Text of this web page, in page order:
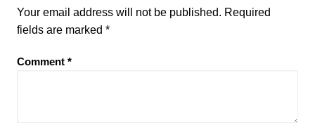
Your email address will not be published. Required
fields are marked *
Comment *